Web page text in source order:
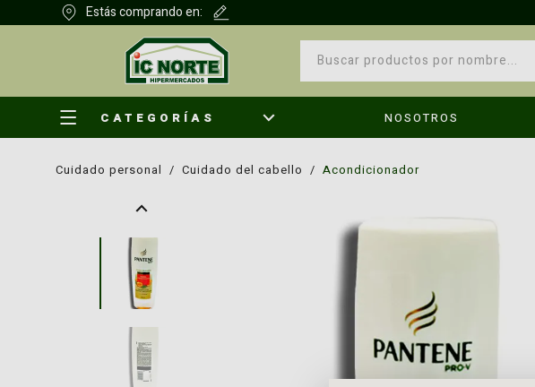
Estás comprando en:
¿Qué hago?
CATEGORÍAS NOSOTROS
cuidado personal / cuidado del cabello / acondicionador